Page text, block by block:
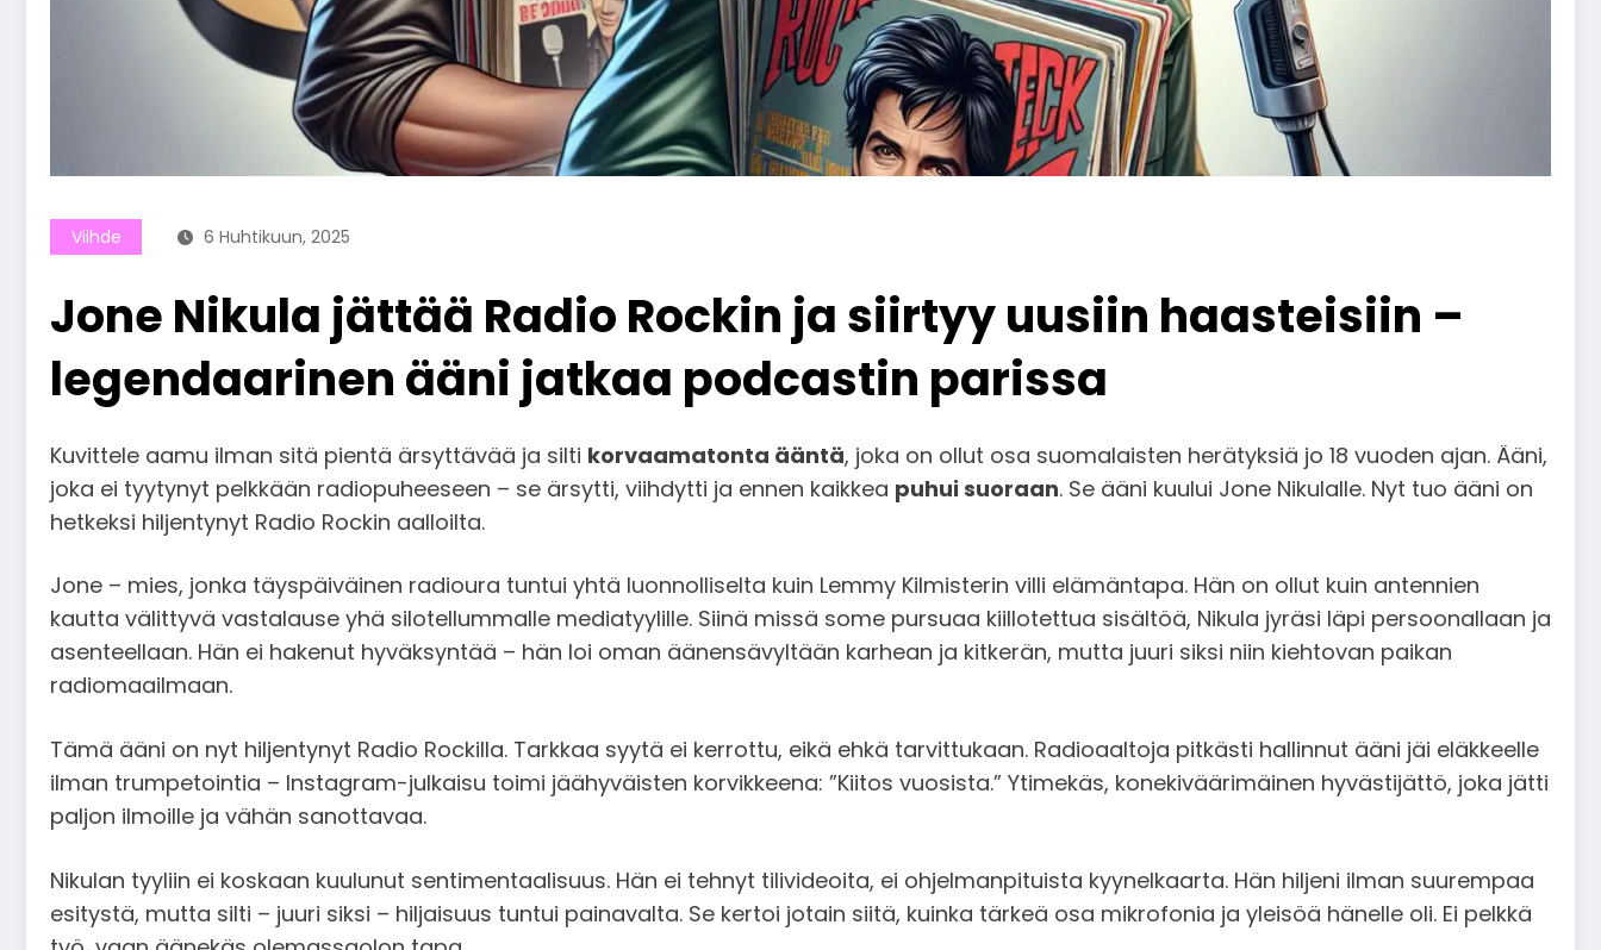
Viihde 6 Huhtikuun, 2025
Jone Nikula jättää Radio Rockin ja siirtyy uusiin haasteisiin –
legendaarinen ääni jatkaa podcastin parissa
Kuvittele aamu ilman sitä pientä ärsyttävää ja silti korvaamatonta ääntä, joka on ollut osa suomalaisten herätyksiä jo 18 vuoden ajan. Ääni,
joka ei tyytynyt pelkkään radiopuheeseen – se ärsytti, viihdytti ja ennen kaikkea puhui suoraan. Se ääni kuului Jone Nikulalle. Nyt tuo ääni on
hetkeksi hiljentynyt Radio Rockin aalloilta.
Jone – mies, jonka täyspäiväinen radioura tuntui yhtä luonnolliselta kuin Lemmy Kilmisterin villi elämäntapa. Hän on ollut kuin antennien
kautta välittyvä vastalause yhä silotellummalle mediatyylille. Siinä missä some pursuaa kiillotettua sisältöä, Nikula jyräsi läpi persoonallaan ja
asenteellaan. Hän ei hakenut hyväksyntää – hän loi oman äänensävyltään karhean ja kitkerän, mutta juuri siksi niin kiehtovan paikan
radiomaailmaan.
Tämä ääni on nyt hiljentynyt Radio Rockilla. Tarkkaa syytä ei kerrottu, eikä ehkä tarvittukaan. Radioaaltoja pitkästi hallinnut ääni jäi eläkkeelle
ilman trumpetointia – Instagram-julkaisu toimi jäähyväisten korvikkeena: ”Kiitos vuosista.” Ytimekäs, konekiväärimäinen hyvästijättö, joka jätti
paljon ilmoille ja vähän sanottavaa.
Nikulan tyyliin ei koskaan kuulunut sentimentaalisuus. Hän ei tehnyt tilivideoita, ei ohjelmanpituista kyynelkaarta. Hän hiljeni ilman suurempaa
esitystä, mutta silti – juuri siksi – hiljaisuus tuntui painavalta. Se kertoi jotain siitä, kuinka tärkeä osa mikrofonia ja yleisöä hänelle oli. Ei pelkkä